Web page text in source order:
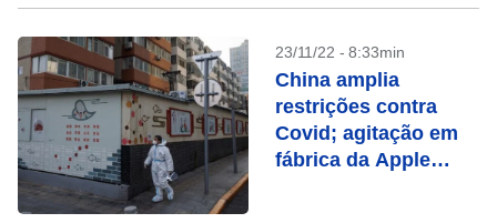
23/11/22 - 8:33min
China amplia
restrições contra
Covid; agitação em
fábrica da Apple